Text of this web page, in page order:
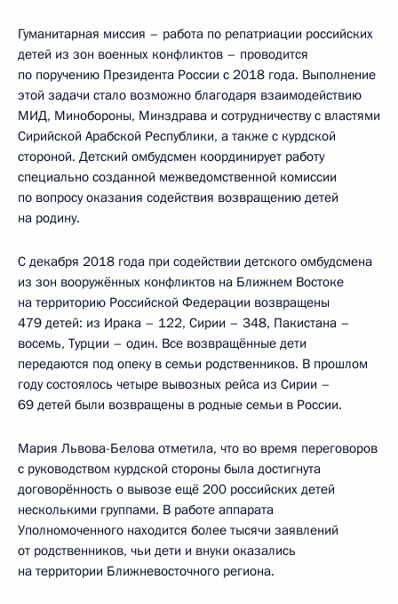
Гуманитарная миссия – работа по репатриации российских
детей из зон военных конфликтов – проводится
по поручению Президента России с 2018 года. Выполнение
этой задачи стало возможно благодаря взаимодействию
МИД, Минобороны, Минздрава и сотрудничеству с властями
Сирийской Арабской Республики, а также с курдской
стороной. Детский омбудсмен координирует работу
специально созданной межведомственной комиссии
по вопросу оказания содействия возвращению детей
на родину.
С декабря 2018 года при содействии детского омбудсмена
из зон вооружённых конфликтов на Ближнем Востоке
на территорию Российской Федерации возвращены
479 детей: из Ирака – 122, Сирии – 348, Пакистана –
восемь, Турции – один. Все возвращённые дети
передаются под опеку в семьи родственников. В прошлом
году состоялось четыре вывозных рейса из Сирии –
69 детей были возвращены в родные семьи в России.
Мария Львова-Белова отметила, что во время переговоров
с руководством курдской стороны была достигнута
договорённость о вывозе ещё 200 российских детей
несколькими группами. В работе аппарата
Уполномоченного находится более тысячи заявлений
от родственников, чьи дети и внуки оказались
на территории Ближневосточного региона.